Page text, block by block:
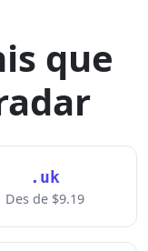
que
.uk
Des de $9.19